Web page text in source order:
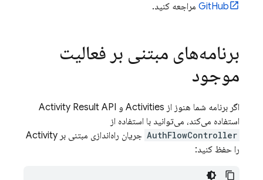
GitHub مراجعه کنید.
برنامه‌های مبتنی بر فعالیت
موجود
اگر برنامه شما هنوز از Activities و Activity Result API
استفاده می‌کند، می‌توانید با استفاده از
AuthFlowController
جریان راه‌اندازی مبتنی بر Activity
را حفظ کنید: